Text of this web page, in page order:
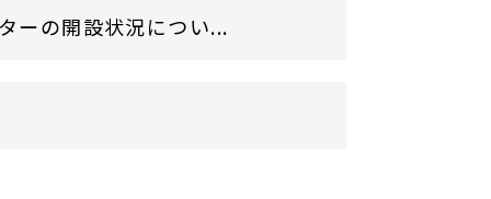
ーの開設状況につい...